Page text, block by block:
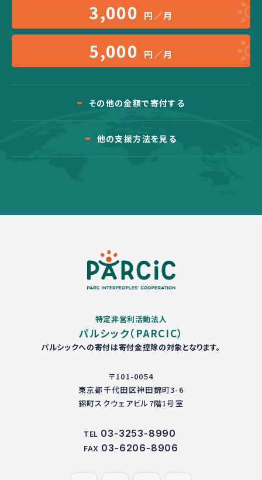
3,000 円／月
5,000 円／月
その他の金額で寄付する
他の支援方法を見る
特定非営利活動法人
パルシック（PARCIC）
パルシックへの寄付は寄付金控除の対象となります。
〒101-0054
東京都千代田区神田錦町3-6
錦町スクウェアビル7階1号室
TEL 03-3253-8990
FAX 03-6206-8906